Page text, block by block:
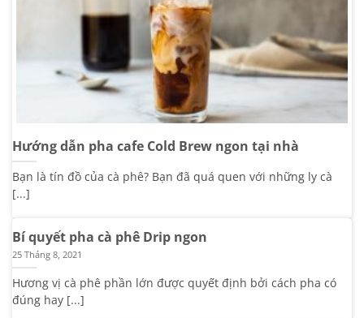
Hướng dẫn pha cafe Cold Brew ngon tại nhà
Bạn là tín đồ của cà phê? Bạn đã quá quen với những ly cà
[...]
Bí quyết pha cà phê Drip ngon
25 Tháng 8, 2021
Hương vị cà phê phần lớn được quyết định bởi cách pha có
đúng hay [...]